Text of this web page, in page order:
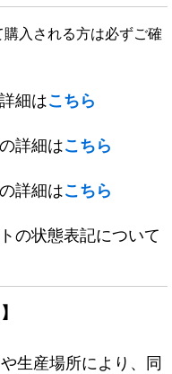
入される方は必ずご確
細はこちら
詳細はこちら
詳細はこちら
の状態表記について
生産場所により、同